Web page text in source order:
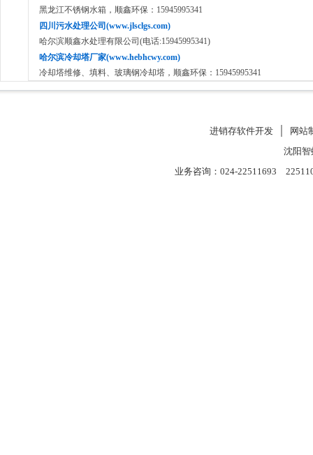
黑龙江不锈钢水箱，顺鑫环保：15945995341
四川污水处理公司(www.jlsclgs.com)
哈尔滨顺鑫水处理有限公司(电话:15945995341)
哈尔滨冷却塔厂家(www.hebhcwy.com)
冷却塔维修、填料、玻璃钢冷却塔，顺鑫环保：15945995341
进销存软件开发│
网站
沈阳
业务咨询：024-22511693